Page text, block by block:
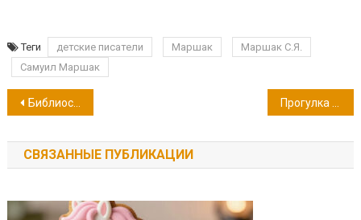
Теги детские писатели Маршак
Маршак С.Я.
Самуил Маршак
Навигация
по
записям
Библиосумерки 2018
СВЯЗАННЫЕ ПУБЛИКАЦИИ